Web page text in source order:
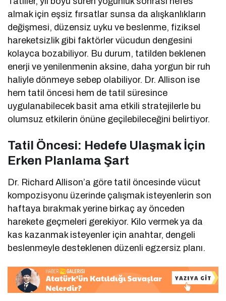
almak için eşsiz fırsatlar sunsa da alışkanlıkların
değişmesi, düzensiz uyku ve beslenme, fiziksel
hareketsizlik gibi faktörler vücudun dengesini
kolayca bozabiliyor. Bu durum, tatilden beklenen
enerji ve yenilenmenin aksine, daha yorgun bir ruh
haliyle dönmeye sebep olabiliyor. Dr. Allison ise
hem tatil öncesi hem de tatil süresince
uygulanabilecek basit ama etkili stratejilerle bu
olumsuz etkilerin önüne geçilebileceğini belirtiyor.
Tatil Öncesi: Hedefe Ulaşmak İçin
Erken Planlama Şart
Dr. Richard Allison’a göre tatil öncesinde vücut
kompozisyonu üzerinde çalışmak isteyenlerin son
haftaya bırakmak yerine birkaç ay önceden
harekete geçmeleri gerekiyor. Kilo vermek ya da
kas kazanmak isteyenler için anahtar, dengeli
beslenmeyle desteklenen düzenli egzersiz planı.